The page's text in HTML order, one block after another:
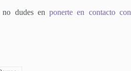
no dudes enponerte en contacto con